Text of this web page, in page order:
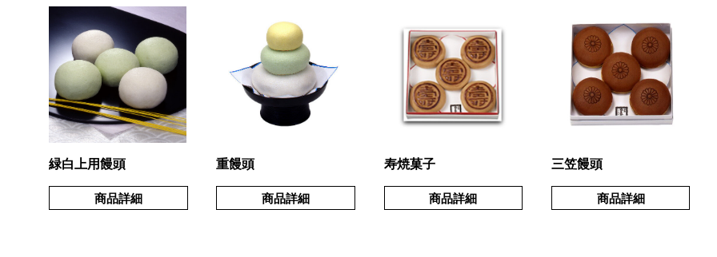
緑白上用饅頭
商品詳細
重饅頭
商品詳細
寿焼菓子
商品詳細
三笠饅頭
商品詳細